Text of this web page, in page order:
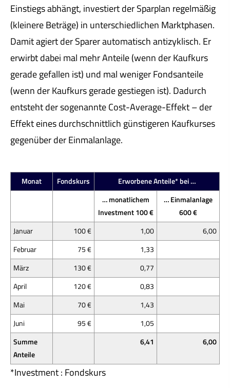
Einstiegs abhängt, investiert der Sparplan regelmäßig
(kleinere Beträge) in unterschiedlichen Marktphasen.
Damit agiert der Sparer automatisch antizyklisch. Er
erwirbt dabei mal mehr Anteile (wenn der Kaufkurs
gerade gefallen ist) und mal weniger Fondsanteile
(wenn der Kaufkurs gerade gestiegen ist). Dadurch
entsteht der sogenannte Cost-Average-Effekt – der
Effekt eines durchschnittlich günstigeren Kaufkurses
gegenüber der Einmalanlage.
Monat Fondskurs
Erworbene Anteile* bei …
… monatlichem
Investment 100 €
… Einmalanlage
600 €
Januar
100 € 1,00
6,00
Februar
75 €
1,33
März
130 €
0,77
April
120 €
0,83
Mai
70 €
1,43
Juni
95 €
1,05
Summe
Anteile
6,41 6,00
*Investment : Fondskurs